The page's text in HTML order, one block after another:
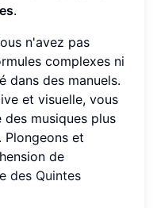
.
n'avez pas
complexes ni
dans des manuels.
et visuelle, vous
musiques plus
Plongeons et
de
des Quintes